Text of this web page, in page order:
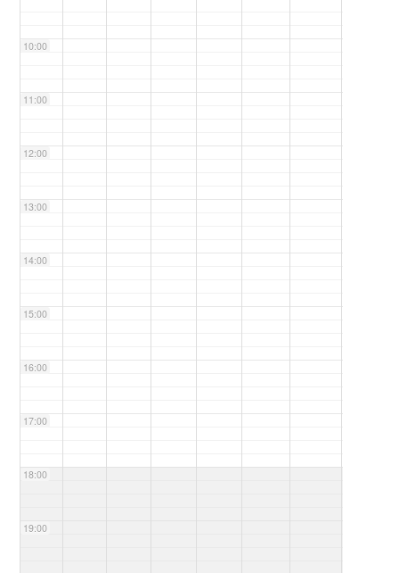
10:00
11:00
12:00
13:00
14:00
15:00
16:00
17:00
18:00
19:00